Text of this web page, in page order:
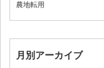
農地転用
月別アーカイブ